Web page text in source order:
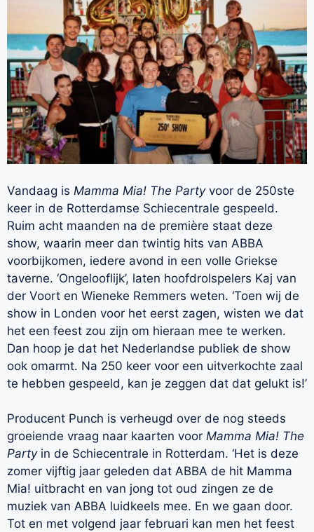
Vandaag is Mamma Mia! The Partyvoor de 250ste
keer in de Rotterdamse Schiecentrale gespeeld.
Ruim acht maanden na de première staat deze
show, waarin meer dan twintig hits van ABBA
voorbijkomen, iedere avond in een volle Griekse
taverne. ‘Ongelooflijk’, laten hoofdrolspelers Kaj van
der Voort en Wieneke Remmers weten. ‘Toen wij de
show in Londen voor het eerst zagen, wisten we dat
het een feest zou zijn om hieraan mee te werken.
Dan hoop je dat het Nederlandse publiek de show
ook omarmt. Na 250 keer voor een uitverkochte zaal
te hebben gespeeld, kan je zeggen dat dat gelukt is!’
Producent Punch is verheugd over de nog steeds
groeiende vraag naar kaarten voor Mamma Mia! The
Partyin de Schiecentrale in Rotterdam. ‘Het is deze
zomer vijftig jaar geleden dat ABBA de hit Mamma
Mia! uitbracht en van jong tot oud zingen ze de
muziek van ABBA luidkeels mee. En we gaan door.
Tot en met volgend jaar februari kan men het feest